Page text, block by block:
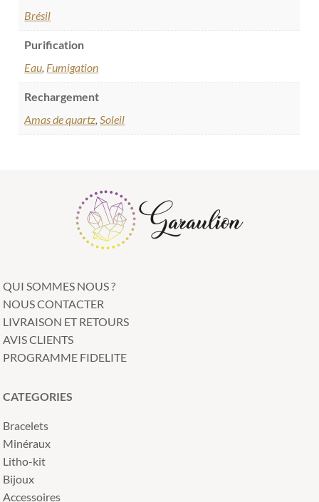
Brésil
Purification
Eau Fumigation
Rechargement
Amas de quartz Soleil
QUI SOMMES NOUS ?
NOUS CONTACTER
LIVRAISON ET RETOURS
AVIS CLIENTS
PROGRAMME FIDELITE
CATEGORIES
Bracelets
Minéraux
Litho-kit
Bijoux
Accessoires
Continuer sans accepter
votre vie privée
Notre site utilise des cookies afin
d'améliorer votre expérience utilisateur et
suivre notre trafic. Êtes-vous d'accord avec cela ?
Pour modifier vos préférences par la suite, cliquez sur le lien